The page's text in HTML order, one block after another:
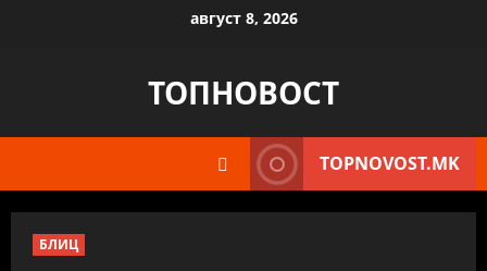
август 8, 2026
ТОПНОВОСТ
TOPNOVOST.MK
БЛИЦ